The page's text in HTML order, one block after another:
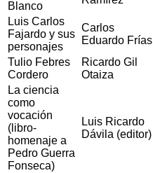
Blanco
Luis Carlos
Fajardo y sus
personajes
Carlos
Eduardo Frías
Tulio Febres
Cordero
Ricardo Gil
Otaiza
La ciencia
como
vocación
(libro-
homenaje a
Pedro Guerra
Fonseca)
Luis Ricardo
Dávila (editor)